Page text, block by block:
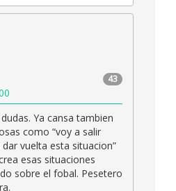
43
Ya cansa tambien
como “voy a salir
dar vuelta esta situacion”
esas situaciones
sobre el fobal. Pesetero